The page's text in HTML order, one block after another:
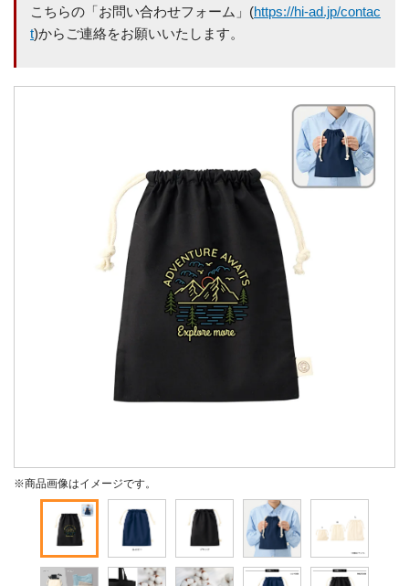
こちらの「お問い合わせフォーム」(https://hi-ad.jp/contac
t)からご連絡をお願いいたします。
※商品画像はイメージです。